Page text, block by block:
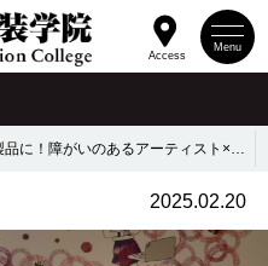
Menu
Access
子供たちのアートをニット製品に！障がいのあるアーティスト×TOKYO KNIT×ニットデザイン科２年生
2025.02.20